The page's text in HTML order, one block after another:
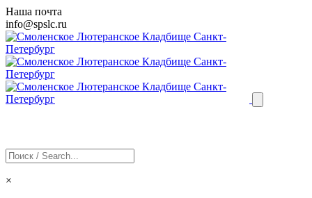
Наша почта
info@spslc.ru
×